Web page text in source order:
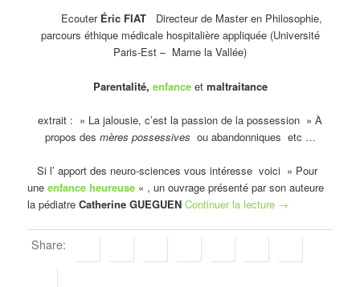
Ecouter Éric FIAT Directeur de Master en Philosophie,
parcours éthique médicale hospitalière appliquée (Université
Paris-Est – Marne la Vallée)
Parentalité, enfance et maltraitance
extrait : » La jalousie, c’est la passion de la possession » À
propos des mères possessives ou abandonniques etc …
Si l’ apport des neuro-sciences vous intéresse voici » Pour
une enfance heureuse « , un ouvrage présenté par son auteure
la pédiatreCatherine GUEGUEN Continuer la lecture →
Share: